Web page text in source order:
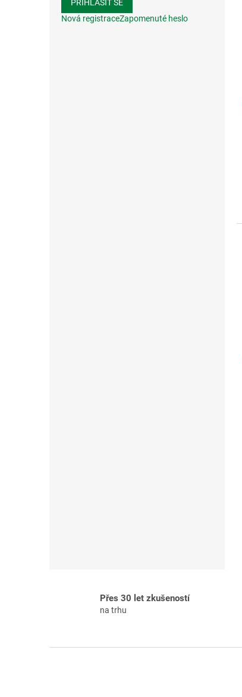
PŘIHLÁSIT SE
Nová registraceZapomenuté heslo
Přes 30 let zkušeností
na trhu